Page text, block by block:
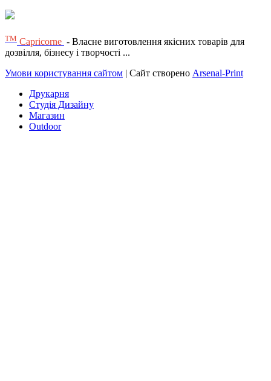
ТМ Capricorne - Власне виготовлення якісних товарів для
дозвілля, бізнесу і творчості ...
Умови користування сайтом | Сайт створено Arsenal-Print
Друкарня
Студія Дизайну
Магазин
Outdoor